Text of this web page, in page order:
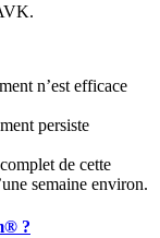
n’est efficace
persiste
de cette
semaine environ.
?